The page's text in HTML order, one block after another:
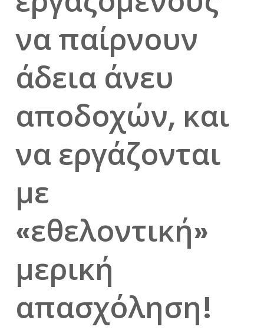
να παίρνουν
άδεια άνευ
αποδοχών, και
να εργάζονται
με
«εθελοντική»
μερική
απασχόληση!